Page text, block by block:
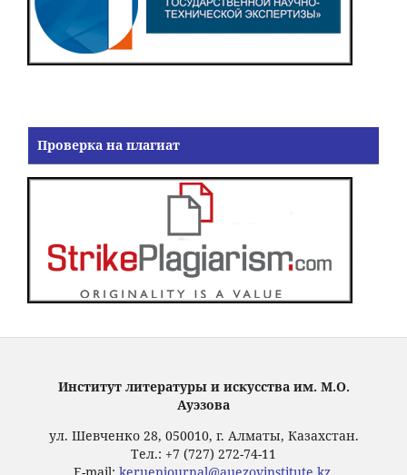
Проверка на плагиат
Институт литературы и искусства им. М.О.
Ауэзова
ул. Шевченко 28, 050010, г. Алматы, Казахстан.
Тел.: +7 (727) 272-74-11